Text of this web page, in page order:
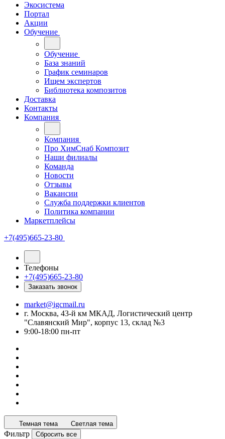
Экосистема
Портал
Акции
Обучение
Обучение
База знаний
График семинаров
Ищем экспертов
Библиотека композитов
Доставка
Контакты
Компания
Компания
Про ХимСнаб Композит
Наши филиалы
Команда
Новости
Отзывы
Вакансии
Служба поддержки клиентов
Политика компании
Маркетплейсы
+7(495)665-23-80
Телефоны
+7(495)665-23-80
Заказать звонок
market@igcmail.ru
г. Москва, 43-й км МКАД, Логистический центр
"Славянский Мир", корпус 13, склад №3
9:00-18:00 пн-пт
Темная тема Светлая тема
Фильтр Сбросить все